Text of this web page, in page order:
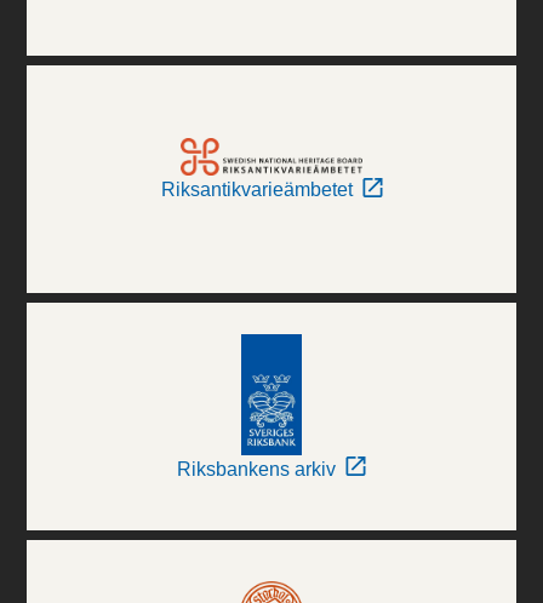
Riksantikvarieämbetet
Riksbankens arkiv